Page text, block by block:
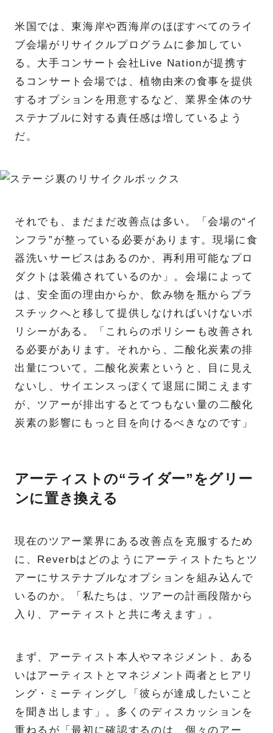
米国では、東海岸や西海岸のほぼすべてのライ
ブ会場がリサイクルプログラムに参加してい
る。大手コンサート会社Live Nationが提携す
るコンサート会場では、植物由来の食事を提供
するオプションを用意するなど、業界全体のサ
ステナブルに対する責任感は増しているよう
だ。
それでも、まだまだ改善点は多い。「会場の“イ
ンフラ”が整っている必要があります。現場に食
器洗いサービスはあるのか、再利用可能なプロ
ダクトは装備されているのか」。会場によって
は、安全面の理由からか、飲み物を瓶からプラ
スチックへと移して提供しなければいけないポ
リシーがある。「これらのポリシーも改善され
る必要があります。それから、二酸化炭素の排
出量について。二酸化炭素というと、目に見え
ないし、サイエンスっぽくて退屈に聞こえます
が、ツアーが排出するとてつもない量の二酸化
炭素の影響にもっと目を向けるべきなのです」
アーティストの“ライダー”をグリー
ンに置き換える
現在のツアー業界にある改善点を克服するため
に、Reverbはどのようにアーティストたちとツ
アーにサステナブルなオプションを組み込んで
いるのか。「私たちは、ツアーの計画段階から
入り、アーティストと共に考えます」。
まず、アーティスト本人やマネジメント、ある
いはアーティストとマネジメント両者とヒアリ
ング・ミーティングし「彼らが達成したいこと
を聞き出します」。多くのディスカッションを
重ねるが「最初に確認するのは、個々のアー